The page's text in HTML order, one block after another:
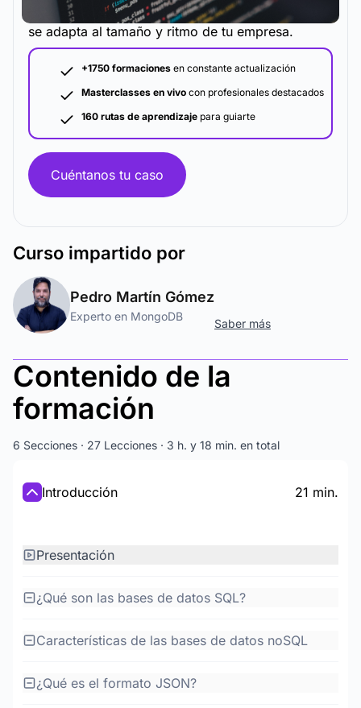
La metodología y plataforma de formación que
se adapta al tamaño y ritmo de tu empresa.
+1750 formaciones en constante actualización
Masterclasses en vivo con profesionales destacados
160 rutas de aprendizaje para guiarte
Cuéntanos tu caso
Curso impartido por
Pedro Martín Gómez
Experto en MongoDB
Saber más
Contenido de la
formación
6 Secciones · 27 Lecciones · 3 h. y 18 min. en total
Introducción 21 min.
Presentación
¿Qué son las bases de datos SQL?
Características de las bases de datos noSQL
¿Qué es el formato JSON?